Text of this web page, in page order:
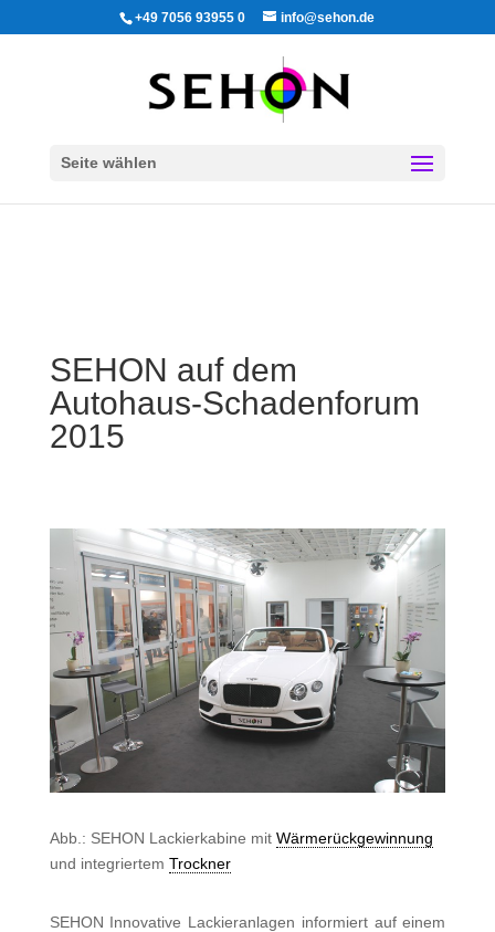
+49 7056 93955 0 info@sehon.de
Seite wählen
SEHON auf dem
Autohaus-Schadenforum
2015
Abb.: SEHON Lackierkabine mit Wärmerückgewinnung
und integriertem Trockner
SEHON Innovative Lackieranlagen informiert auf einem